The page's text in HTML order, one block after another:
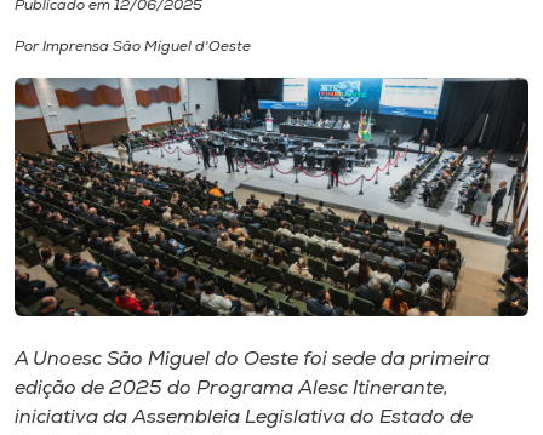
Internacionalização
I.nova
Diplomados
Cultura
CPA
Publicado em 12/06/2025
Por Imprensa São Miguel d'Oeste
A Unoesc São Miguel do Oeste foi sede da primeira
edição de 2025 do Programa Alesc Itinerante,
iniciativa da Assembleia Legislativa do Estado de